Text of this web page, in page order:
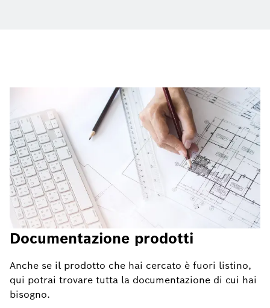
Documentazione prodotti
Anche se il prodotto che hai cercato è fuori listino,
qui potrai trovare tutta la documentazione di cui hai
bisogno.